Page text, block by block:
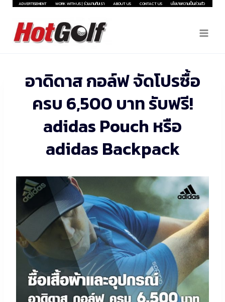
Skip
content
ADVERTISEMENT WORK WITH US | ร่วมงานกับเรา ABOUT US CONTACT US นโยบายความเป็นส่วนตัว
อาดิดาส กอล์ฟ จัดโปรซื้อ
ครบ 6,500 บาท รับฟรี!
adidas Pouch หรือ
adidas Backpack